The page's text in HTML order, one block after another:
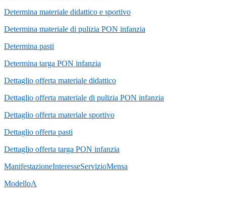
Determina materiale didattico e sportivo
Determina materiale di pulizia PON infanzia
Determina pasti
Determina targa PON infanzia
Dettaglio offerta materiale didattico
Dettaglio offerta materiale di pulizia PON infanzia
Dettaglio offerta materiale sportivo
Dettaglio offerta pasti
Dettaglio offerta targa PON infanzia
ManifestazioneInteresseServizioMensa
ModelloA